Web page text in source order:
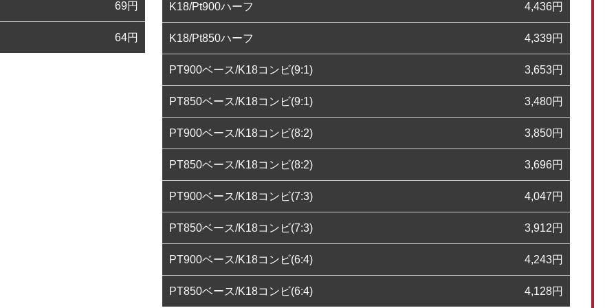
69円
64円
K18/Pt900ハーフ 4,436円
K18/Pt850ハーフ 4,339円
PT900ベース/K18コンビ(9:1) 3,653円
PT850ベース/K18コンビ(9:1) 3,480円
PT900ベース/K18コンビ(8:2) 3,850円
PT850ベース/K18コンビ(8:2) 3,696円
PT900ベース/K18コンビ(7:3) 4,047円
PT850ベース/K18コンビ(7:3) 3,912円
PT900ベース/K18コンビ(6:4) 4,243円
PT850ベース/K18コンビ(6:4) 4,128円